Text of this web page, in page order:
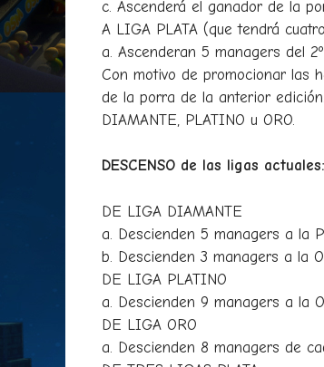
c. Ascenderá el ganador de la
A LIGA PLATA (que tendrá
a. Ascenderan 5 managers del
Con motivo de promocionar las
de la porra de la anterior
DIAMANTE, PLATINO u ORO.
DESCENSO de las ligas actuales:
DE LIGA DIAMANTE
a. Descienden 5 managers a la
b. Descienden 3 managers a la
DE LIGA PLATINO
a. Descienden 9 managers a la
DE LIGA ORO
a. Descienden 8 managers de